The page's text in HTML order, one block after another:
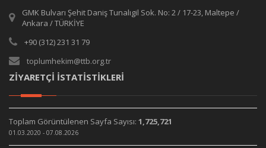
GMK Bulvarı Şehit Daniş Tunalıgil Sok. No: 2 / 17-23, Maltepe /
Ankara / TÜRKİYE
+90 (312) 231 31 79
toplumhekim@ttb.org.tr
ZİYARETÇİ İSTATİSTİKLERİ
Toplam Görüntülenen Sayfa Sayısı: 1,725,721
01.03.2020 - 07.08.2026